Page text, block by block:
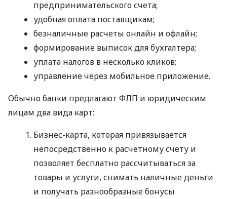
предпринимательского счета;
удобная оплата поставщикам;
безналичные расчеты онлайн и офлайн;
формирование выписок для бухгалтера;
уплата налогов в несколько кликов;
управление через мобильное приложение.
Обычно банки предлагают ФЛП и юридическим
лицам два вида карт:
Бизнес-карта, которая привязывается
непосредственно к расчетному счету и
позволяет бесплатно рассчитываться за
товары и услуги, снимать наличные деньги
и получать разнообразные бонусы